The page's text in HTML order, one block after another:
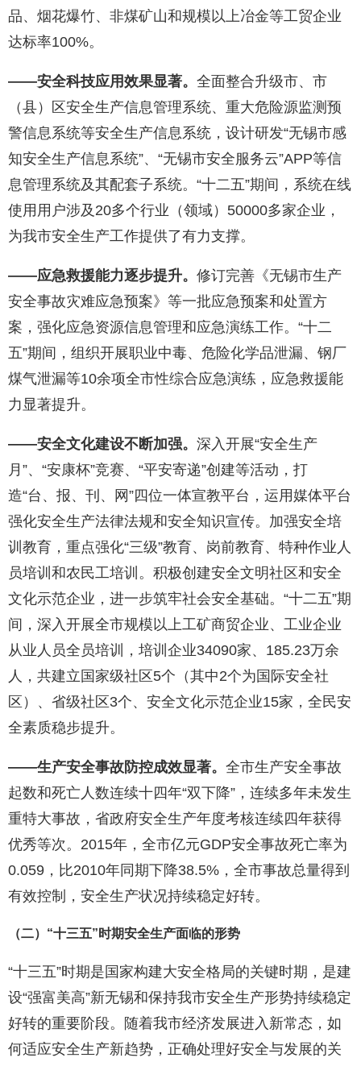
品、烟花爆竹、非煤矿山和规模以上冶金等工贸企业
达标率100%。
——安全科技应用效果显著。 全面整合升级市、市
（县）区安全生产信息管理系统、重大危险源监测预
警信息系统等安全生产信息系统，设计研发“无锡市感
知安全生产信息系统”、“无锡市安全服务云”APP等信
息管理系统及其配套子系统。“十二五”期间，系统在线
使用用户涉及20多个行业（领域）50000多家企业，
为我市安全生产工作提供了有力支撑。
——应急救援能力逐步提升。 修订完善《无锡市生产
安全事故灾难应急预案》等一批应急预案和处置方
案，强化应急资源信息管理和应急演练工作。“十二
五”期间，组织开展职业中毒、危险化学品泄漏、钢厂
煤气泄漏等10余项全市性综合应急演练，应急救援能
力显著提升。
——安全文化建设不断加强。 深入开展“安全生产
月”、“安康杯”竞赛、“平安寄递”创建等活动，打
造“台、报、刊、网”四位一体宣教平台，运用媒体平台
强化安全生产法律法规和安全知识宣传。加强安全培
训教育，重点强化“三级”教育、岗前教育、特种作业人
员培训和农民工培训。积极创建安全文明社区和安全
文化示范企业，进一步筑牢社会安全基础。“十二五”期
间，深入开展全市规模以上工矿商贸企业、工业企业
从业人员全员培训，培训企业34090家、185.23万余
人，共建立国家级社区5个（其中2个为国际安全社
区）、省级社区3个、安全文化示范企业15家，全民安
全素质稳步提升。
——生产安全事故防控成效显著。 全市生产安全事故
起数和死亡人数连续十四年“双下降”，连续多年未发生
重特大事故，省政府安全生产年度考核连续四年获得
优秀等次。2015年，全市亿元GDP安全事故死亡率为
0.059，比2010年同期下降38.5%，全市事故总量得到
有效控制，安全生产状况持续稳定好转。
（二）“十三五”时期安全生产面临的形势
“十三五”时期是国家构建大安全格局的关键时期，是建
设“强富美高”新无锡和保持我市安全生产形势持续稳定
好转的重要阶段。随着我市经济发展进入新常态，如
何适应安全生产新趋势，正确处理好安全与发展的关